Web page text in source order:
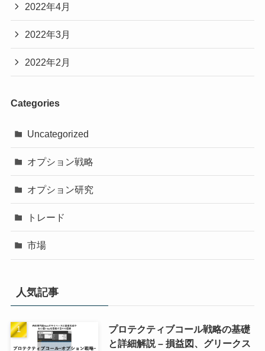
2022年4月
2022年3月
2022年2月
Categories
Uncategorized
オプション戦略
オプション研究
トレード
市場
人気記事
プロテクティブコール戦略の基礎
と詳細解説 – 損益図、グリークス